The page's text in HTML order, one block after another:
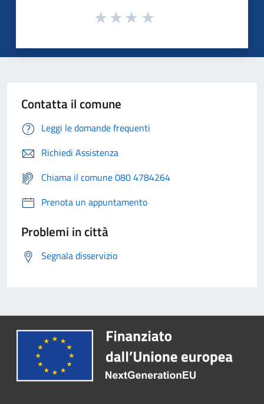
Contatta il comune
Leggi le domande frequenti
Richiedi Assistenza
Chiama il comune 080 4784264
Prenota un appuntamento
Problemi in città
Segnala disservizio